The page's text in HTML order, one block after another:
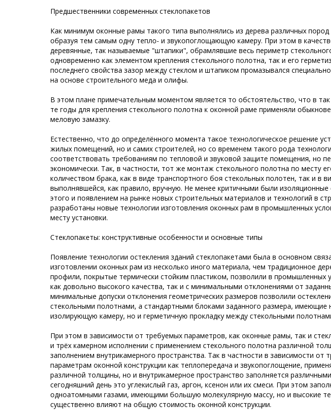
Предшественники современных стеклопакетов
Как минимум оконные рамы такого типа выполнялись из дерева различных
образуя тем самым одну тепло- и звукопоглощающую камеру. При этом в
деревянные, так называемые "штапики", обрамлявшие весь периметр
одновременно как элементом крепления стекольного полотна, так и его
последнего свойства зазор между стеклом и штапиком промазывался
на основе строительного меда и олифы.
В этом плане примечательным моментом является то обстоятельство, что в
те годы для крепления стекольного полотна к оконной раме применяли
меловую замазку.
Естественно, что до определённого момента такое технологическое решение
жилых помещений, но и самих строителей, но со временем такого рода
соответствовать требованиям по тепловой и звуковой защите помещения, но
экономически. Так, в частности, тот же монтаж стекольного полотна по месту
количеством брака, как в виде транспортного боя стекольных полотен, так и в
выполнявшейся, как правило, вручную. Не менее критичными были
этого и появлением на рынке новых строительных материалов и технологий в
разработаны новые технологии изготовления оконных рам в промышленных
месту установки.
Стеклопакеты: конструктивные особенности и основные типы
Появление технологии остекления зданий стеклопакетами была в основном
изготовлении оконных рам из несколько иного материала, чем традиционное
профили, покрытые термически стойким пластиком, позволили в промышленных
как довольно высокого качества, так и с минимальными отклонениями от
минимальные допуски отклонения геометрических размеров позволили
стекольными полотнами, а стандартными блоками заданного размера, имеющие
изолирующую камеру, но и герметичную прокладку между стекольными
При этом в зависимости от требуемых параметров, как оконные рамы, так и
и трёх камерном исполнении с применением стекольного полотна различной
заполнением внутрикамерного пространства. Так в частности в зависимости от
параметрам оконной конструкции как теплопередача и звукопоглощение,
различной толщины, но и внутрикамерное пространство заполняется
сегодняшний день это углекислый газ, аргон, ксенон или их смеси. При этом
одноатомными газами, имеющими большую молекулярную массу, но и высокие
существенно влияют на общую стоимость оконной конструкции.